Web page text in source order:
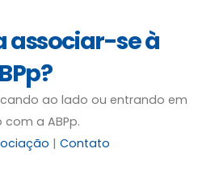
associar-se à
ao lado ou entrando em
a ABPp.
| Contato